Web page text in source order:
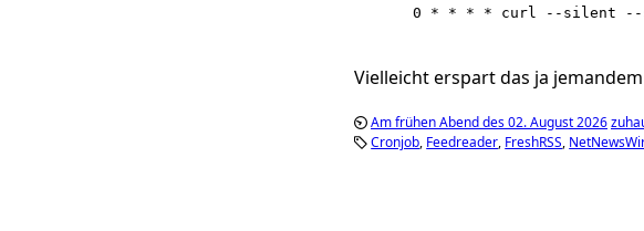
0 * * * * curl --silent --
Vielleicht erspart das ja
Am frühen Abend des 02. August 2026
Cronjob Feedreader FreshRSS